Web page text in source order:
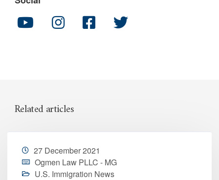
Related articles
27 December 2021
Ogmen Law PLLC - MG
U.S. Immigration News